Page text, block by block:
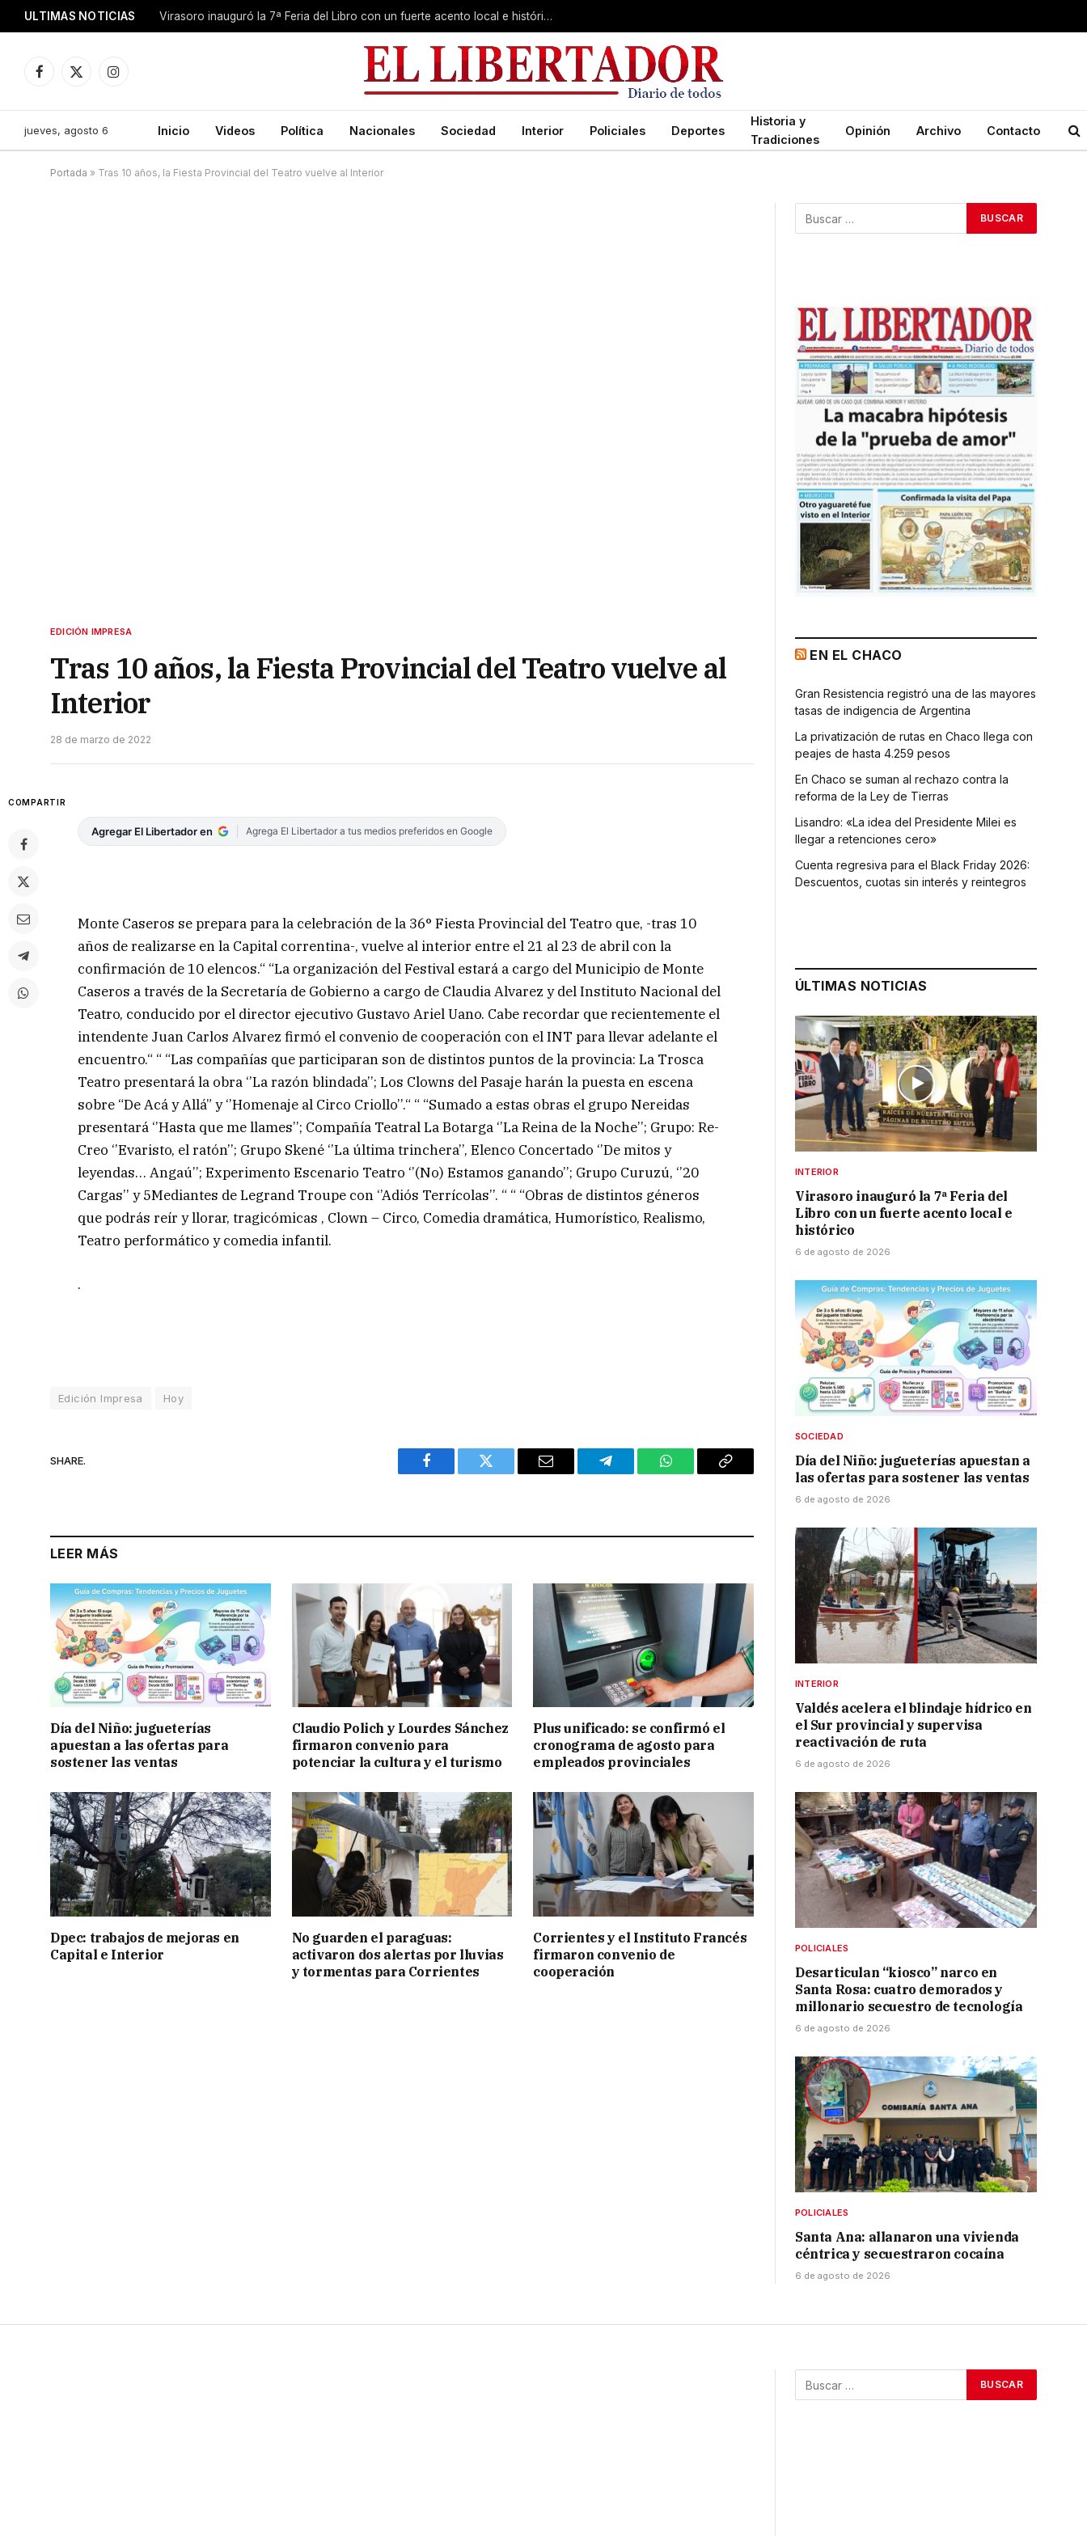
ULTIMAS NOTICIAS Virasoro inauguró la 7ª Feria del Libro con un fuerte acento local e histórico
Facebook
X
Instagram
jueves, agosto 6 Inicio Videos Política Nacionales Sociedad Interior Policiales Deportes
Historia y
Tradiciones
Opinión Archivo Contacto
Portada » Tras 10 años, la Fiesta Provincial del Teatro vuelve al Interior
EDICIÓN IMPRESA
Tras 10 años, la Fiesta Provincial del Teatro vuelve al
Interior
28 de marzo de 2022
COMPARTIR
Agregar El Libertador en Agrega El Libertador a tus medios preferidos en Google
Monte Caseros se prepara para la celebración de la 36° Fiesta Provincial del Teatro que, -tras 10
años de realizarse en la Capital correntina-, vuelve al interior entre el 21 al 23 de abril con la
confirmación de 10 elencos.“ “La organización del Festival estará a cargo del Municipio de Monte
Caseros a través de la Secretaría de Gobierno a cargo de Claudia Alvarez y del Instituto Nacional del
Teatro, conducido por el director ejecutivo Gustavo Ariel Uano. Cabe recordar que recientemente el
intendente Juan Carlos Alvarez firmó el convenio de cooperación con el INT para llevar adelante el
encuentro.“ “ “Las compañías que participaran son de distintos puntos de la provincia: La Trosca
Teatro presentará la obra ‘’La razón blindada’’; Los Clowns del Pasaje harán la puesta en escena
sobre “De Acá y Allá” y ‘’Homenaje al Circo Criollo’’.“ “ “Sumado a estas obras el grupo Nereidas
presentará ‘’Hasta que me llames’’; Compañía Teatral La Botarga ‘’La Reina de la Noche’’; Grupo: Re-
Creo ‘’Evaristo, el ratón’’; Grupo Skené ‘’La última trinchera’’, Elenco Concertado ‘’De mitos y
leyendas… Angaú’’; Experimento Escenario Teatro ‘’(No) Estamos ganando’’; Grupo Curuzú, ‘’20
Cargas’’ y 5Mediantes de Legrand Troupe con ‘’Adiós Terrícolas’’. “ “ “Obras de distintos géneros
que podrás reír y llorar, tragicómicas , Clown – Circo, Comedia dramática, Humorístico, Realismo,
Teatro performático y comedia infantil.
.
Edición Impresa Hoy
SHARE.
Facebook Twitter Email Telegram WhatsAppCopy
LEER MÁS
Día del Niño: jugueterías
apuestan a las ofertas para
sostener las ventas
Claudio Polich y Lourdes Sánchez
firmaron convenio para
potenciar la cultura y el turismo
Plus unificado: se confirmó el
cronograma de agosto para
empleados provinciales
Dpec: trabajos de mejoras en
Capital e Interior
No guarden el paraguas:
activaron dos alertas por lluvias
y tormentas para Corrientes
Corrientes y el Instituto Francés
firmaron convenio de
cooperación
EN EL CHACO
Gran Resistencia registró una de las mayores
tasas de indigencia de Argentina
La privatización de rutas en Chaco llega con
peajes de hasta 4.259 pesos
En Chaco se suman al rechazo contra la
reforma de la Ley de Tierras
Lisandro: «La idea del Presidente Milei es
llegar a retenciones cero»
Cuenta regresiva para el Black Friday 2026:
Descuentos, cuotas sin interés y reintegros
ÚLTIMAS NOTICIAS
INTERIOR
Virasoro inauguró la 7ª Feria del
Libro con un fuerte acento local e
histórico
6 de agosto de 2026
SOCIEDAD
Día del Niño: jugueterías apuestan a
las ofertas para sostener las ventas
6 de agosto de 2026
INTERIOR
Valdés acelera el blindaje hídrico en
el Sur provincial y supervisa
reactivación de ruta
6 de agosto de 2026
POLICIALES
Desarticulan “kiosco” narco en
Santa Rosa: cuatro demorados y
millonario secuestro de tecnología
6 de agosto de 2026
POLICIALES
Santa Ana: allanaron una vivienda
céntrica y secuestraron cocaína
6 de agosto de 2026